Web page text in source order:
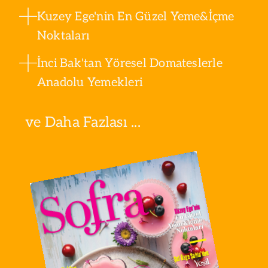
Kuzey Ege'nin En Güzel Yeme&İçme
Noktaları
İnci Bak'tan Yöresel Domateslerle
Anadolu Yemekleri
ve Daha Fazlası ...